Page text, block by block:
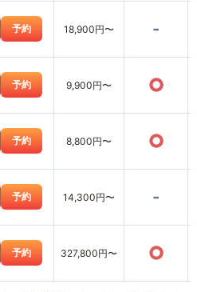
予約 18,900円〜 -
予約 9,900円〜 ○
予約 8,800円〜 ○
予約 14,300円〜 -
予約 327,800円〜 ○